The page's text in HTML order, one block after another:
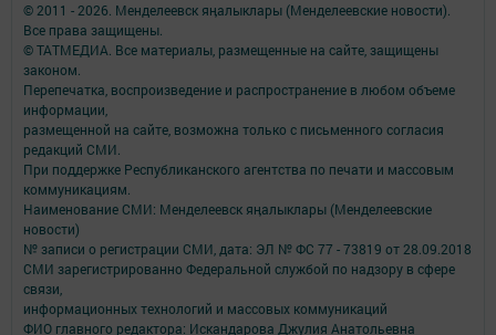
© 2011 - 2026. Менделеевск яӊалыклары (Менделеевские новости).
Все права защищены.
© ТАТМЕДИА. Все материалы, размещенные на сайте, защищены
законом.
Перепечатка, воспроизведение и распространение в любом объеме
информации,
размещенной на сайте, возможна только с письменного согласия
редакций СМИ.
При поддержке Республиканского агентства по печати и массовым
коммуникациям.
Наименование СМИ: Менделеевск яӊалыклары (Менделеевские
новости)
№ записи о регистрации СМИ, дата: ЭЛ № ФС 77 - 73819 от 28.09.2018
СМИ зарегистрированно Федеральной службой по надзору в сфере
связи,
информационных технологий и массовых коммуникаций
ФИО главного редактора: Искандарова Джулия Анатольевна